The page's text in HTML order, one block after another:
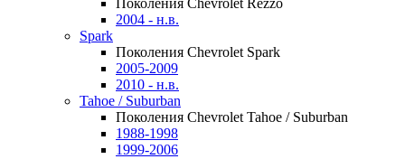
Поколения Chevrolet Rezzo
2004 - н.в.
Spark
Поколения Chevrolet Spark
2005-2009
2010 - н.в.
Tahoe / Suburban
Поколения Chevrolet Tahoe / Suburban
1988-1998
1999-2006